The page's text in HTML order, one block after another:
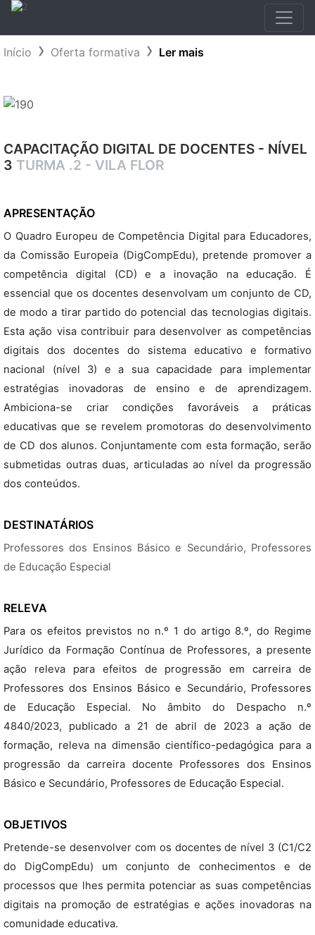
Início Oferta formativa Ler mais
CAPACITAÇÃO DIGITAL DE DOCENTES - NÍVEL
3 TURMA .2 - VILA FLOR
APRESENTAÇÃO
O Quadro Europeu de Competência Digital para Educadores,
da Comissão Europeia (DigCompEdu), pretende promover a
competência digital (CD) e a inovação na educação. É
essencial que os docentes desenvolvam um conjunto de CD,
de modo a tirar partido do potencial das tecnologias digitais.
Esta ação visa contribuir para desenvolver as competências
digitais dos docentes do sistema educativo e formativo
nacional (nível 3) e a sua capacidade para implementar
estratégias inovadoras de ensino e de aprendizagem.
Ambiciona-se criar condições favoráveis a práticas
educativas que se revelem promotoras do desenvolvimento
de CD dos alunos. Conjuntamente com esta formação, serão
submetidas outras duas, articuladas ao nível da progressão
dos conteúdos.
DESTINATÁRIOS
Professores dos Ensinos Básico e Secundário, Professores
de Educação Especial
RELEVA
Para os efeitos previstos no n.º 1 do artigo 8.º, do Regime
Jurídico da Formação Contínua de Professores, a presente
ação releva para efeitos de progressão em carreira de
Professores dos Ensinos Básico e Secundário, Professores
de Educação Especial. No âmbito do Despacho n.º
4840/2023, publicado a 21 de abril de 2023 a ação de
formação, releva na dimensão científico-pedagógica para a
progressão da carreira docente Professores dos Ensinos
Básico e Secundário, Professores de Educação Especial.
OBJETIVOS
Pretende-se desenvolver com os docentes de nível 3 (C1/C2
do DigCompEdu) um conjunto de conhecimentos e de
processos que lhes permita potenciar as suas competências
digitais na promoção de estratégias e ações inovadoras na
comunidade educativa.